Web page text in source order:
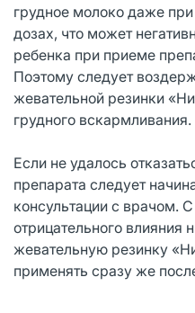
грудное молоко даже
дозах, что может
ребенка при приеме
Поэтому следует
жевательной резинки
грудного вскармливания.
Если не удалось
препарата следует
консультации с врачом.
отрицательного влияния
жевательную резинку
применять сразу же